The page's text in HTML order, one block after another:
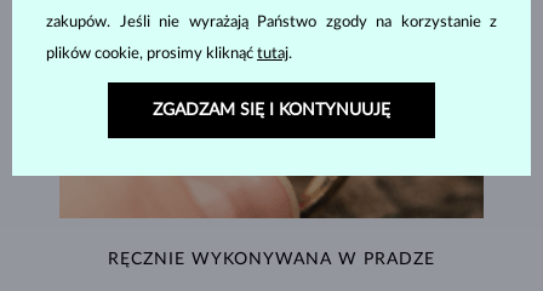
RĘCZNIE WYKONYWANA W PRADZE
zakupów. Jeśli nie wyrażają Państwo zgody na korzystanie z
plików cookie, prosimy kliknąć tutaj.
ZGADZAM SIĘ I KONTYNUUJĘ